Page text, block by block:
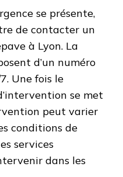
se présente,
de contacter un
à Lyon. La
d’un numéro
Une fois le
se met
peut varier
conditions de
services
dans les